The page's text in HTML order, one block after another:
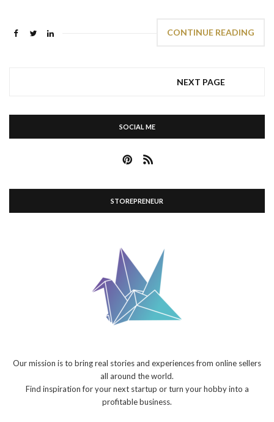
CONTINUE READING
NEXT PAGE
SOCIAL ME
STOREPRENEUR
Our mission is to bring real stories and experiences from online sellers
all around the world.
Find inspiration for your next startup or turn your hobby into a
profitable business.